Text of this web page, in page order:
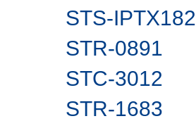
STS-IPTX182
STR-0891
STC-3012
STR-1683